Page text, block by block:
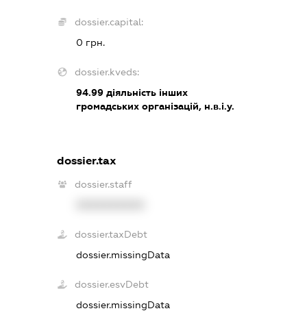
dossier.capital:
0 грн.
dossier.kveds:
94.99 діяльність інших
громадських організацій, н.в.і.у.
dossier.tax
dossier.staff
dossier.taxDebt
dossier.missingData
dossier.esvDebt
dossier.missingData